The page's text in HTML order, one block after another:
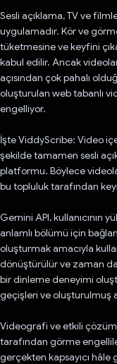
Sesli açıklama, TV ve
uygulamadır. Kör ve
tüketmesine ve keyfini
kabul edilir. Ancak
açısından çok pahalı
oluşturulan web tabanlı
engelliyor.
İşte ViddyScribe: Video
şekilde tamamen sesli
platformu. Böylece
bu topluluk tarafından
Gemini API, kullanıcının
anlamlı bölümü için
oluşturmak amacıyla
dönüştürülür ve zaman
bir dinleme deneyimi
geçişleri ve oluşturulmuş
Videografi ve etkili
tarafından görme
gerçekten kapsayıcı